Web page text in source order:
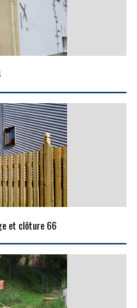
et clôture 66